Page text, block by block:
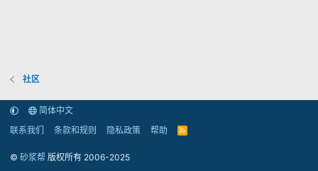
社区
简体中文
联系我们
条款和规则 隐私政策 帮助
R
© 砂浆帮 版权所有 2006-2025